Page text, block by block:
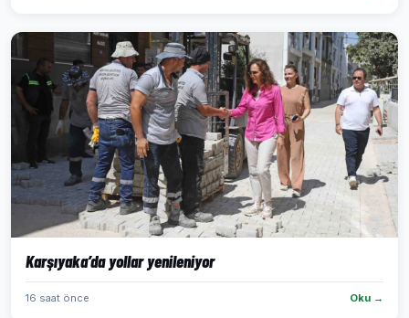
Karşıyaka’da yollar yenileniyor
16 saat önce Oku →